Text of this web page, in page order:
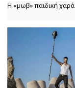
Η «μωβ» παιδική χαρά